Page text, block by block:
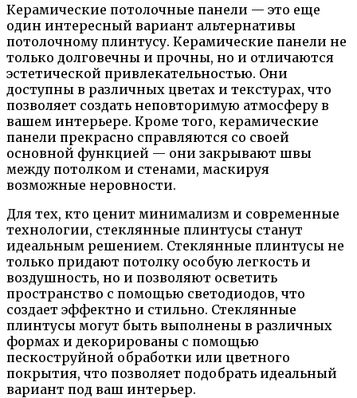
Керамические потолочные панели — это еще
один интересный вариант альтернативы
потолочному плинтусу. Керамические панели не
только долговечны и прочны, но и отличаются
эстетической привлекательностью. Они
доступны в различных цветах и текстурах, что
позволяет создать неповторимую атмосферу в
вашем интерьере. Кроме того, керамические
панели прекрасно справляются со своей
основной функцией — они закрывают швы
между потолком и стенами, маскируя
возможные неровности.
Для тех, кто ценит минимализм и современные
технологии, стеклянные плинтусы станут
идеальным решением. Стеклянные плинтусы не
только придают потолку особую легкость и
воздушность, но и позволяют осветить
пространство с помощью светодиодов, что
создает эффектно и стильно. Стеклянные
плинтусы могут быть выполнены в различных
формах и декорированы с помощью
пескоструйной обработки или цветного
покрытия, что позволяет подобрать идеальный
вариант под ваш интерьер.